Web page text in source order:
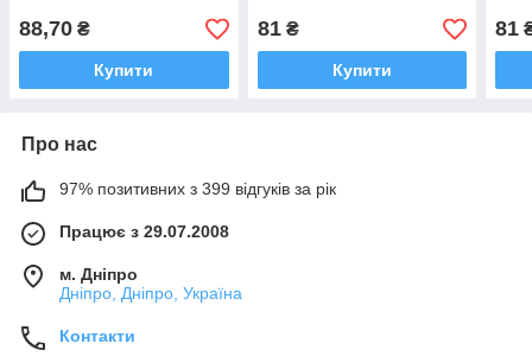
88,70 ₴
Купити
81₴
Купити
81
Про нас
97% позитивних з 399 відгуків за рік
Працює з 29.07.2008
м. Дніпро
Дніпро, Дніпро, Україна
Контакти